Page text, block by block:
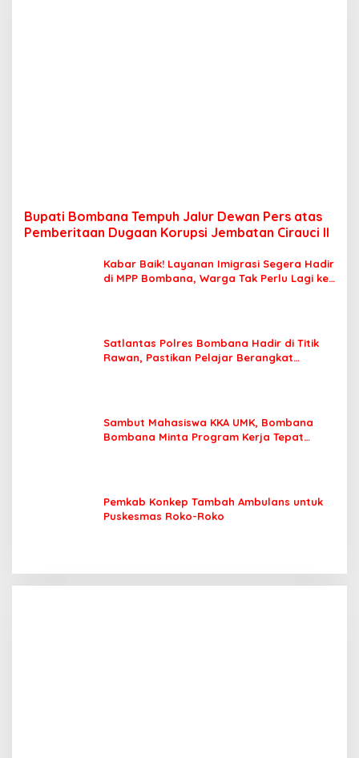
Bupati Bombana Tempuh Jalur Dewan Pers atas
Pemberitaan Dugaan Korupsi Jembatan Cirauci II
Kabar Baik! Layanan Imigrasi Segera Hadir
di MPP Bombana, Warga Tak Perlu Lagi ke
Satlantas Polres Bombana Hadir di Titik
Rawan, Pastikan Pelajar Berangkat
Sambut Mahasiswa KKA UMK, Bombana
Bombana Minta Program Kerja Tepat
Pemkab Konkep Tambah Ambulans untuk
Puskesmas Roko-Roko